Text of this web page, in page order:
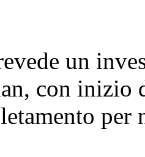
un
con inizio
per